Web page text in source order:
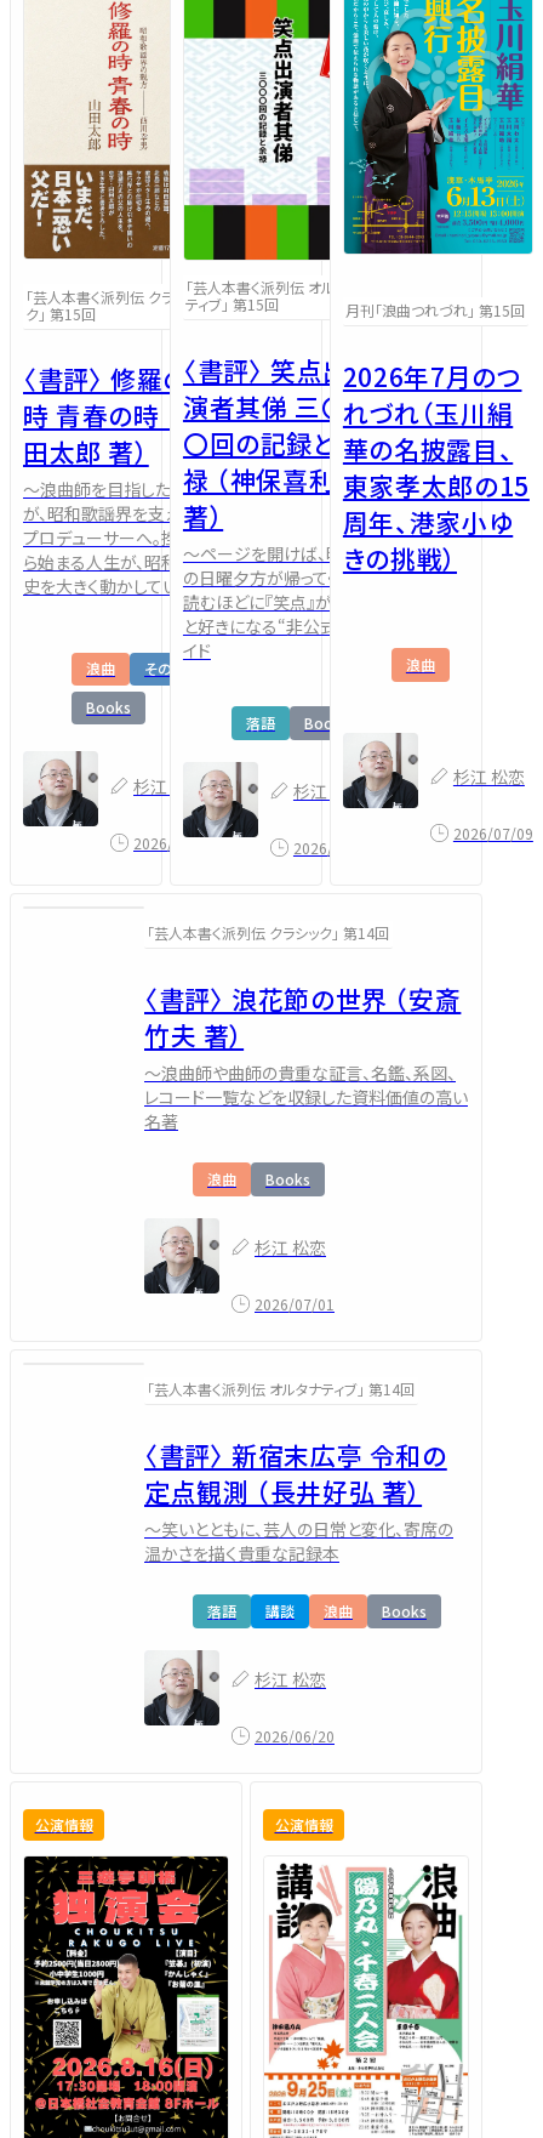
「芸人本書く派列伝 クラシッ
ク」 第15回
〈書評〉 修羅の
時 青春の時 （山
田太郎 著）
～浪曲師を目指した青年
が、昭和歌謡界を支える名
プロデューサーへ。挫折か
ら始まる人生が、昭和芸能
史を大きく動かしていく
浪曲
その他
Books
杉江 松恋
2026/08/01
「芸人本書く派列伝 オルタナ
ティブ」 第15回
〈書評〉 笑点出
演者其俤 三〇〇
〇回の記録と余
禄 （神保喜利彦
著）
～ページを開けば、昭和
の日曜夕方が帰ってくる。
読むほどに『笑点』がもっ
と好きになる“非公式”ガ
イド
落語 Books
杉江 松恋
2026/07/20
月刊「浪曲つれづれ」 第15回
2026年7月のつ
れづれ（玉川絹
華の名披露目、
東家孝太郎の15
周年、港家小ゆ
きの挑戦）
浪曲
杉江 松恋
2026/07/09
「芸人本書く派列伝 クラシック」 第14回
〈書評〉 浪花節の世界 （安斎
竹夫 著）
～浪曲師や曲師の貴重な証言、名鑑、系図、
レコード一覧などを収録した資料価値の高い
名著
浪曲 Books
杉江 松恋
2026/07/01
「芸人本書く派列伝 オルタナティブ」 第14回
〈書評〉 新宿末広亭 令和の
定点観測 （長井好弘 著）
～笑いとともに、芸人の日常と変化、寄席の
温かさを描く貴重な記録本
落語 講談 浪曲 Books
杉江 松恋
2026/06/20
公演情報 公演情報